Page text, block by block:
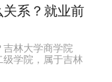
系？就业前
林大学商学院
级学院，属于吉林